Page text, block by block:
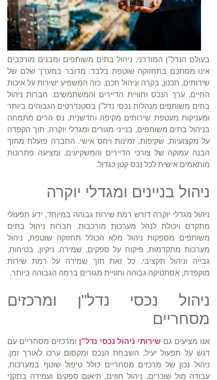
בעולם הנדל"ן המודרני, ניהול בתים משותפים ומבנים מורכבים
אינו מסתכם בתחזוקה שוטפת בלבד. מדובר במערך שלם של
שירותים, תכנון, בקרה וניהול חכם, כזה המשפיע ישירות על איכות
החיים, ערך הנכס וחוויית הדיירים והמשתמשים. חברות ניהול
בתים משותפים מנהלות נכסי נדל"ן בסטנדרטים הגבוהים ביותר
ומעניקות מעטפת שירותים מקיפה וחדשנית. נס הרים מתמחה
בניהול בתים משותפים, בנייני מגורים ומגדלי יוקרה, תוך הקפדה
על מקצועיות, שקיפות, זמינות ויחס אישי. החברה פועלת מתוך
הבנה עמוקה של צורכי הדיירים והמשקיעים, ומציעה פתרונות
מותאמים אישית לכל נכס קטן כגדול.
ניהול בניינים ומגדלי יוקרה
ניהול מגדלי יוקרה דורש רמת שירות גבוהה במיוחד, ידע תפעולי
מתקדם ויכולת לנהל מערכות מורכבות. חברות ניהול בתים
משותפים מספקות ניהול מלא הכולל תחזוקה שוטפת, ניהול
מערכות מתקדמות, פיקוח על ספקים, שמירה, ניקיון, בטיחות,
גבייה וניהול תקציבי. כל זאת תוך שמירה על רמת שירות
מוקפדת, אסתטיקה גבוהה וחוויית מגורים ברמה הגבוהה ביותר.
ניהול נכסי נדל"ן ומרכזים
מסחריים
אנו מציעים גם שירותי ניהול נכסי נדל"ן ומרכזים מסחריים עם
דגש על תפעול יעיל, השבחת הנכס ומקסום ערכו לאורך זמן.
ניהול נכון של מרכזים מסחריים כולל טיפול שוטף במערכות,
עבודה מול שוכרים, ניהול חוזים, תיאום ספקים ועמידה בתקני